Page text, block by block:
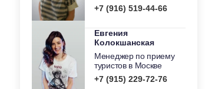
+7 (916) 519-44-66
Евгения
Колокшанская
Менеджер по приему
туристов в Москве
+7 (915) 229-72-76